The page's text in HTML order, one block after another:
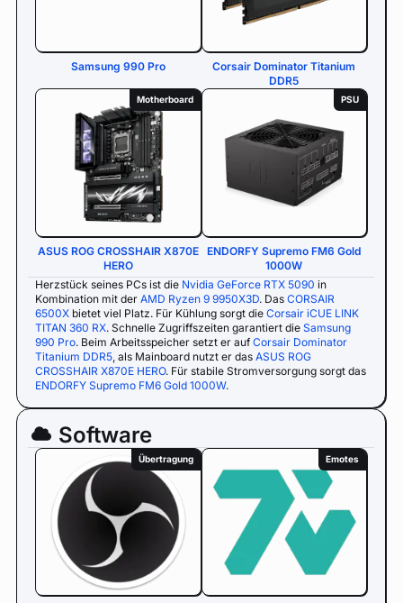
Samsung 990 Pro
Corsair Dominator Titanium
DDR5
Motherboard
ASUS ROG CROSSHAIR X870E
HERO
PSU
ENDORFY Supremo FM6 Gold
1000W
Herzstück seines PCs ist die Nvidia GeForce RTX 5090 in
Kombination mit der AMD Ryzen 9 9950X3D. Das CORSAIR
6500X bietet viel Platz. Für Kühlung sorgt die Corsair iCUE LINK
TITAN 360 RX. Schnelle Zugriffszeiten garantiert die Samsung
990 Pro. Beim Arbeitsspeicher setzt er aufCorsair Dominator
Titanium DDR5 , als Mainboard nutzt er das ASUS ROG
CROSSHAIR X870E HERO. Für stabile Stromversorgung sorgt das
ENDORFY Supremo FM6 Gold 1000W.
Software
Übertragung Emotes